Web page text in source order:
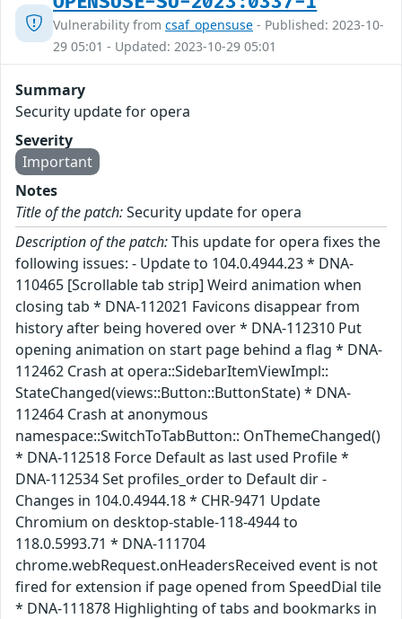
Vulnerability from csaf_opensuse - Published: 2023-10-
29 05:01 - Updated: 2023-10-29 05:01
Summary
Security update for opera
Severity
Important
Notes
Title of the patch:Security update for opera
Description of the patch:This update for opera fixes the
following issues: - Update to 104.0.4944.23 * DNA-
110465 [Scrollable tab strip] Weird animation when
closing tab * DNA-112021 Favicons disappear from
history after being hovered over * DNA-112310 Put
opening animation on start page behind a flag * DNA-
112462 Crash at opera::SidebarItemViewImpl::
StateChanged(views::Button::ButtonState) * DNA-
112464 Crash at anonymous
namespace::SwitchToTabButton:: OnThemeChanged()
* DNA-112518 Force Default as last used Profile *
DNA-112534 Set profiles_order to Default dir -
Changes in 104.0.4944.18 * CHR-9471 Update
Chromium on desktop-stable-118-4944 to
118.0.5993.71 * DNA-111704
chrome.webRequest.onHeadersReceived event is not
fired for extension if page opened from SpeedDial tile
* DNA-111878 Highlighting of tabs and bookmarks in